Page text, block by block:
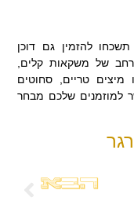
להזמין גם דוכן
רחב של משקאות קלים,
מיצים טריים, סחוטים
למוזמנים שלכם מבחר
הבא